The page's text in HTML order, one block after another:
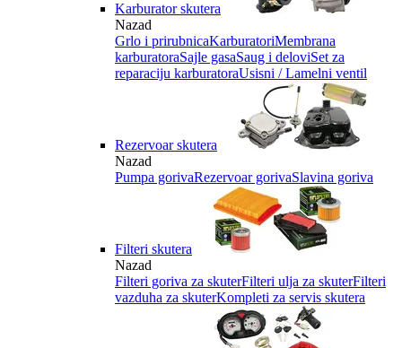
Karburator skutera
Nazad
Grlo i prirubnicaKarburatoriMembrana
karburatoraSajle gasaSaug i deloviSet za
reparaciju karburatoraUsisni / Lamelni ventil
Rezervoar skutera
Nazad
Pumpa gorivaRezervoar gorivaSlavina goriva
Filteri skutera
Nazad
Filteri goriva za skuterFilteri ulja za skuterFilteri
vazduha za skuterKompleti za servis skutera